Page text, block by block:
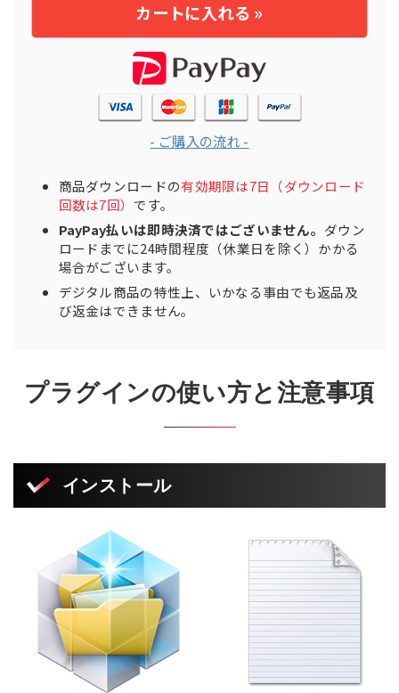
- ご購入の流れ -
商品ダウンロードの有効期限は7日（ダウンロード
回数は7回）です。
PayPay払いは即時決済ではございません。 ダウン
ロードまでに24時間程度（休業日を除く）かかる
場合がございます。
デジタル商品の特性上、いかなる事由でも返品及
び返金はできません。
プラグインの使い方と注意事項
インストール